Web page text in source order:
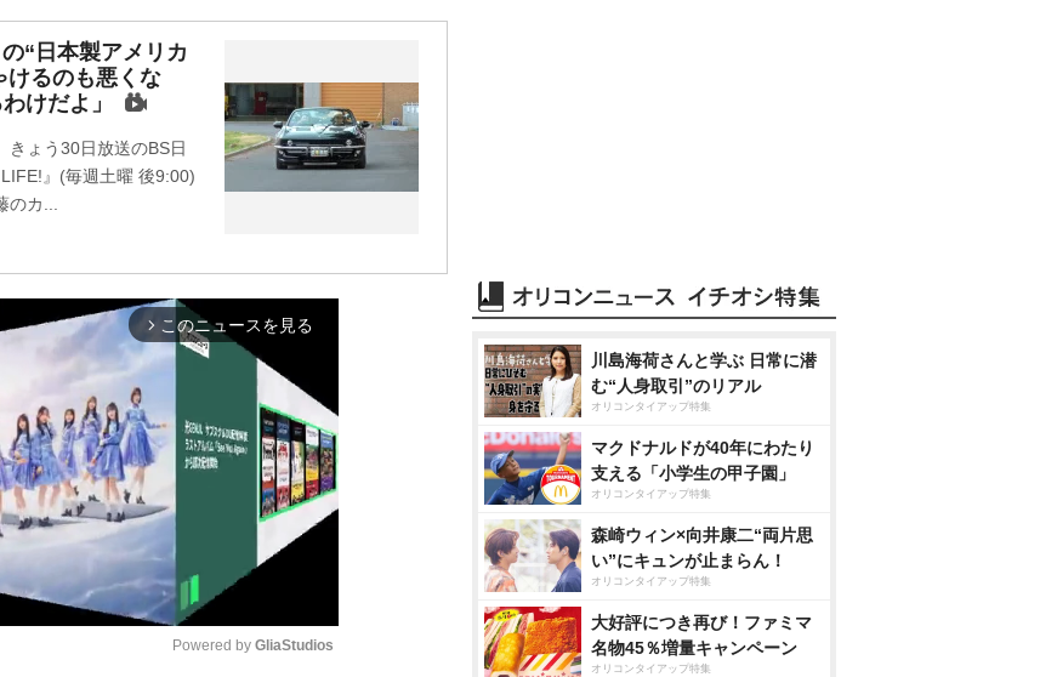
“日本製アメリカ
けるのも悪くな
けだよ」
きょう30日放送のBS日
』(毎週土曜 後9:00)
カ...
arrow_forward_ios このニュースを見る
Powered by GliaStudios
川島海荷さんと学ぶ 日常に潜
む“人身取引”のリアル
オリコンタイアップ特集
マクドナルドが40年にわたり
支える「小学生の甲子園」
オリコンタイアップ特集
森崎ウィン×向井康二“両片思
い”にキュンが止まらん！
オリコンタイアップ特集
大好評につき再び！ファミマ
名物45％増量キャンペーン
オリコンタイアップ特集